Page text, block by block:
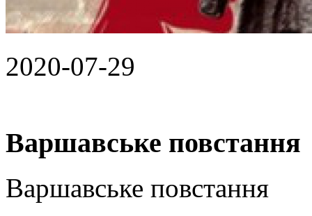
2020-07-29
Варшавське повстання
Варшавське повстання